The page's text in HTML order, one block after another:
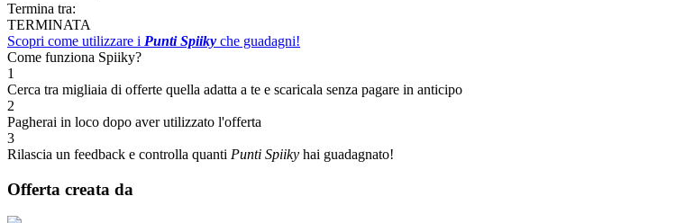
Termina tra:
TERMINATA
Scopri come utilizzare i Punti Spiiky che guadagni!
Come funziona Spiiky?
1
Cerca tra migliaia di offerte quella adatta a te e scaricala senza pagare in anticipo
2
Pagherai in loco dopo aver utilizzato l'offerta
3
Rilascia un feedback e controlla quanti Punti Spiiky hai guadagnato!
Offerta creata da